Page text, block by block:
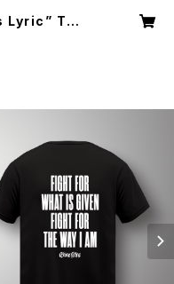
Tee